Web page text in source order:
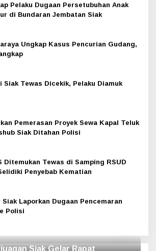
Pelaku Dugaan Persetubuhan Anak
di Bundaran Jembatan Siak
Ungkap Kasus Pencurian Gudang,
Siak Tewas Dicekik, Pelaku Diamuk
Pemerasan Proyek Sewa Kapal Teluk
Siak Ditahan Polisi
Ditemukan Tewas di Samping RSUD
Penyebab Kematian
Siak Laporkan Dugaan Pencemaran
Polisi
Siak Gelar Rapat